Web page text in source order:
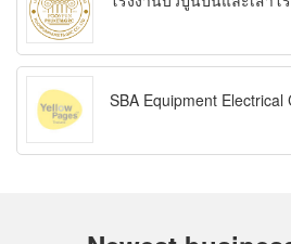
SBA Equipment Electrical